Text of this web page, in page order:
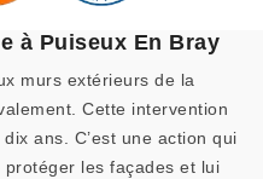
à Puiseux En Bray
murs extérieurs de la
Cette intervention
ans. C’est une action qui
les façades et lui